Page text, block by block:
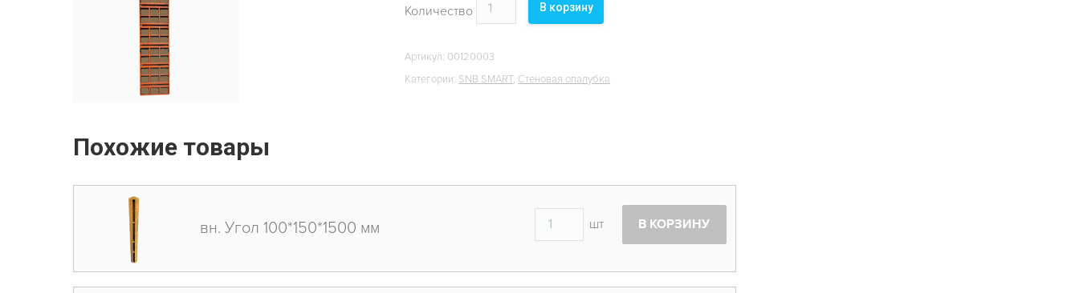
Количество В корзину
Артикул: 00120003
Категории: SNB SMART, Стеновая опалубка
Похожие товары
вн. Угол 100*150*1500 мм шт В КОРЗИНУ